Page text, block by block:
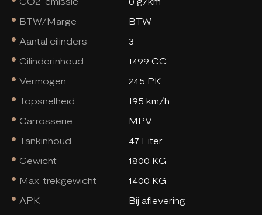
BTW/Marge
BTW
Aantal cilinders
3
Cilinderinhoud
1499 CC
Vermogen
245 PK
Topsnelheid
195 km/h
Carrosserie
MPV
Tankinhoud
47 Liter
Gewicht
1800 KG
Max. trekgewicht
1400 KG
APK
Bij aflevering